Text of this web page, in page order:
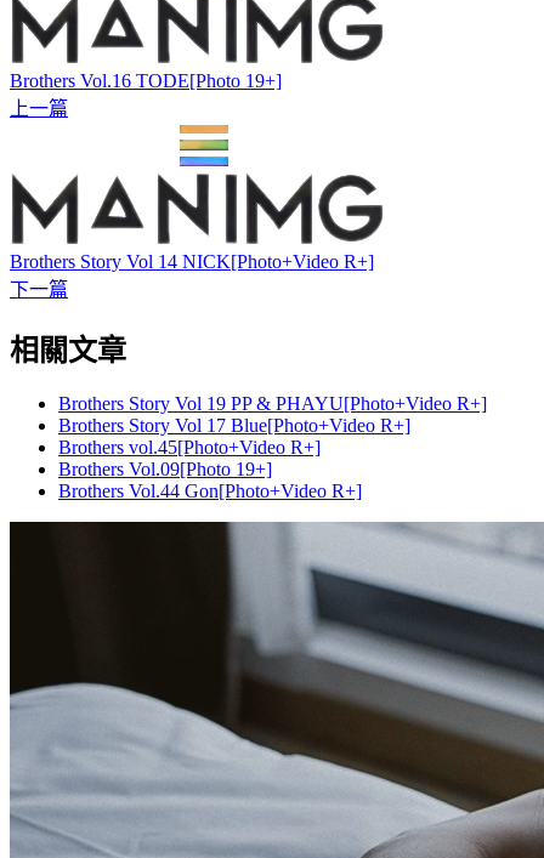
Brothers Vol.16 TODE[Photo 19+]
上一篇
Brothers Story Vol 14 NICK[Photo+Video R+]
下一篇
相關文章
Brothers Story Vol 19 PP & PHAYU[Photo+Video R+]
Brothers Story Vol 17 Blue[Photo+Video R+]
Brothers vol.45[Photo+Video R+]
Brothers Vol.09[Photo 19+]
Brothers Vol.44 Gon[Photo+Video R+]